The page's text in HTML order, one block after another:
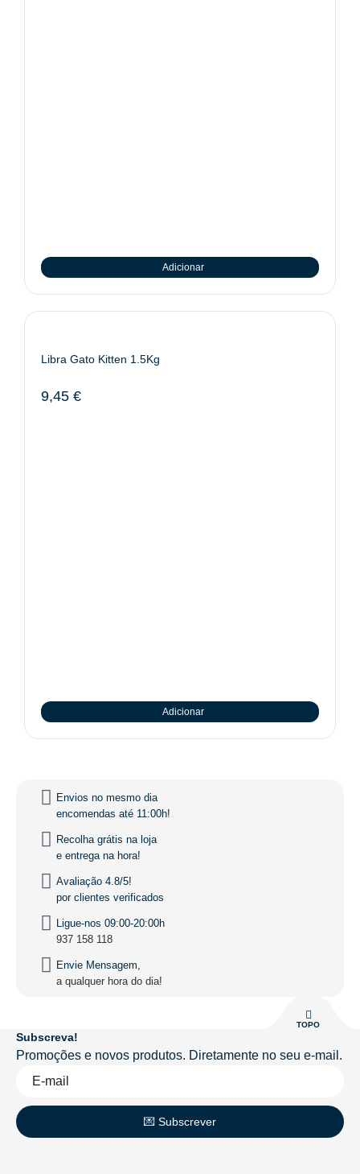
Adicionar
Libra Gato Kitten 1.5Kg
9,45 €
Adicionar
Envios no mesmo dia
encomendas até 11:00h!
Recolha grátis na loja
e entrega na hora!
Avaliação 4.8/5!
por clientes verificados
Ligue-nos 09:00-20:00h
937 158 118
Envie Mensagem,
a qualquer hora do dia!
TOPO
Subscreva!
Promoções e novos produtos. Diretamente no seu e-mail.
💌 Subscrever